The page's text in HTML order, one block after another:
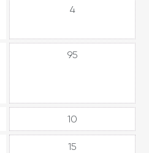
4
95
10
15